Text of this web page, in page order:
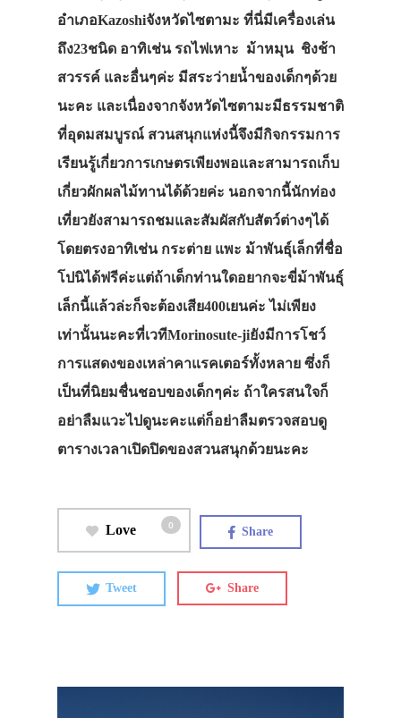
อำเภอKazoshiจังหวัดไซตามะ ที่นี่มีเครื่องเล่น
ถึง23ชนิด อาทิเช่น รถไฟเหาะ ม้าหมุน ชิงช้า
สวรรค์ และอื่นๆค่ะ มีสระว่ายน้ำของเด็กๆด้วย
นะคะ และเนื่องจากจังหวัดไซตามะมีธรรมชาติ
ที่อุดมสมบูรณ์ สวนสนุกแห่งนี้จึงมีกิจกรรมการ
เรียนรู้เกี่ยวการเกษตรเพียงพอและสามารถเก็บ
เกี่ยวผักผลไม้ทานได้ด้วยค่ะ นอกจากนี้นักท่อง
เที่ยวยังสามารถชมและสัมผัสกับสัตว์ต่างๆได้
โดยตรงอาทิเช่น กระต่าย แพะ ม้าพันธุ์เล็กที่ชื่อ
โปนิได้ฟรีค่ะแต่ถ้าเด็กท่านใดอยากจะขี่ม้าพันธุ์
เล็กนี้แล้วล่ะก็จะต้องเสีย400เยนค่ะ ไม่เพียง
เท่านั้นนะคะที่เวทีMorinosute-jiยังมีการโชว์
การแสดงของเหล่าคาแรคเตอร์ทั้งหลาย ซึ่งก็
เป็นที่นิยมชื่นชอบของเด็กๆค่ะ ถ้าใครสนใจก็
อย่าลืมแวะไปดูนะคะแต่ก็อย่าลืมตรวจสอบดู
ตารางเวลาเปิดปิดของสวนสนุกด้วยนะคะ
Love 0 Share
Tweet Share